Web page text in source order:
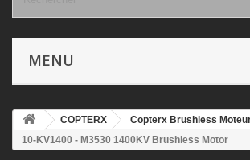
MENU
COPTERX Copterx Brushless
10-KV1400 - M3530 1400KV Brushless Motor